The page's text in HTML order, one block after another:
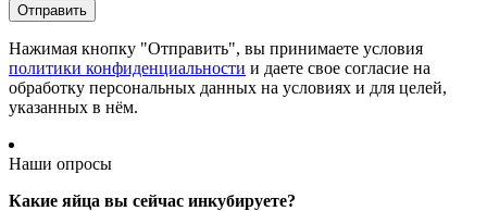
Нажимая кнопку "Отправить", вы принимаете условия
политики конфиденциальности и даете свое согласие на
обработку персональных данных на условиях и для целей,
указанных в нём.
Наши опросы
Какие яйца вы сейчас инкубируете?